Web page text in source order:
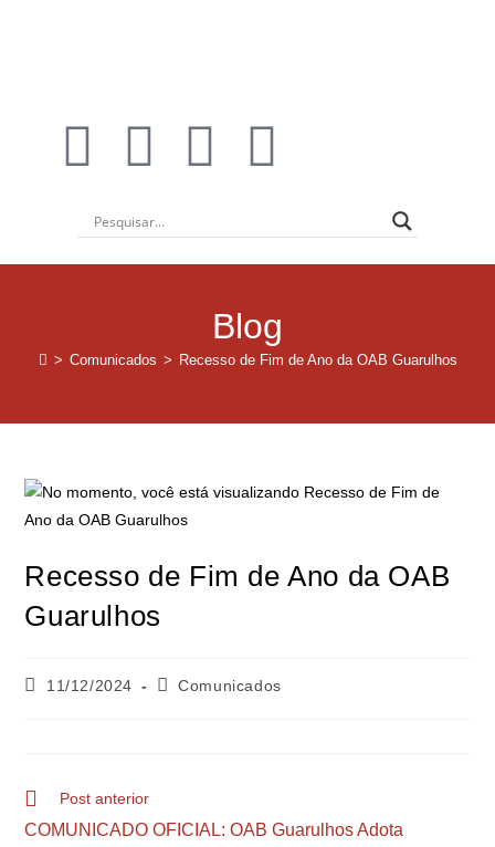
Blog
> Comunicados > Recesso de Fim de Ano da OAB Guarulhos
Recesso de Fim de Ano da OAB
Guarulhos
11/12/2024 Comunicados
Post anterior
COMUNICADO OFICIAL: OAB Guarulhos Adota